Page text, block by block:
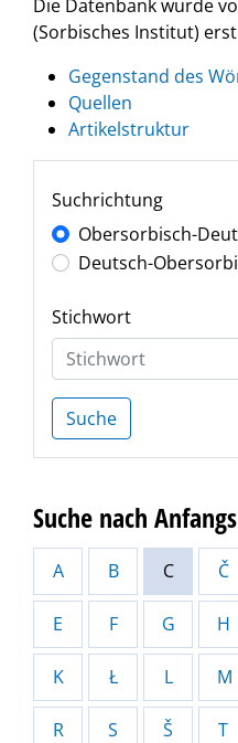
Die Datenbank wurde
(Sorbisches Institut)
Gegenstand des
Quellen
Artikelstruktur
Suchrichtung
Obersorbisch-
Deutsch-
Stichwort
Suche
Suche nach
A B C Č
E F G H
K Ł L M
R S Š T